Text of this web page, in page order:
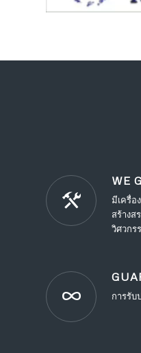
WE
มีเครื่อ
สร้าง
วิศวกร
การรับ